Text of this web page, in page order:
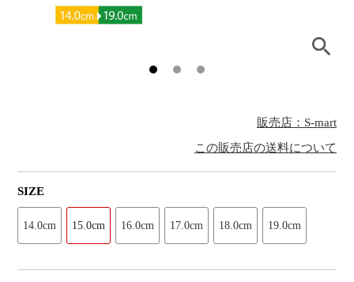
販売店：S-mart
この販売店の送料について
SIZE
14.0cm 15.0cm 16.0cm 17.0cm 18.0cm 19.0cm